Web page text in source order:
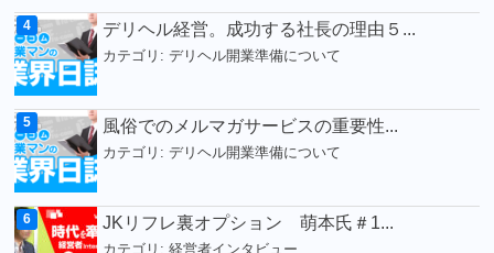
デリヘル経営。成功する社長の理由５...
カテゴリ:デリヘル開業準備について
風俗でのメルマガサービスの重要性...
カテゴリ:デリヘル開業準備について
JKリフレ裏オプション 萌本氏＃1...
カテゴリ:経営者インタビュー